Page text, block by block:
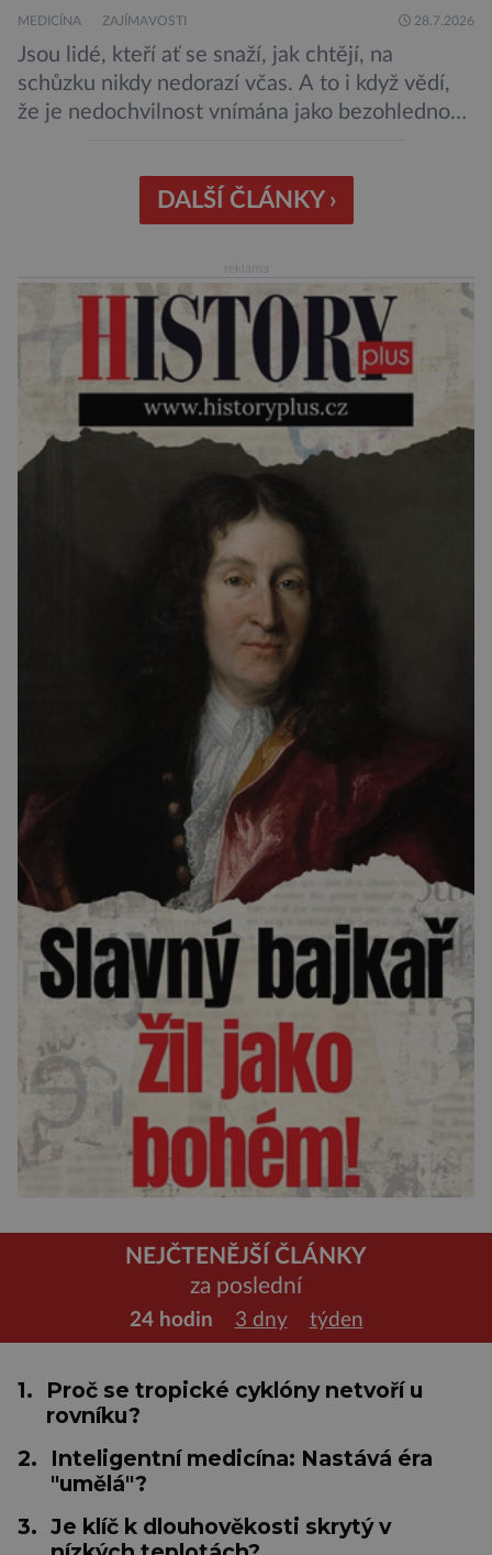
MEDICÍNA ZAJÍMAVOSTI 28.7.2026
Jsou lidé, kteří ať se snaží, jak chtějí, na
schůzku nikdy nedorazí včas. A to i když vědí,
že je nedochvilnost vnímána jako bezohlednost
chodí chronicky pozdě, možná úplně nemohou.
Jaké jsou nejčastější příčiny nedochvilnosti? A
DALŠÍ ČLÁNKY ›
NEJČTENĚJŠÍ ČLÁNKY
za poslední
24 hodin 3 dny týden
1.
Proč se tropické cyklóny netvoří u
rovníku?
2.
Inteligentní medicína: Nastává éra
"umělá"?
3. Je klíč k dlouhověkosti skrytý v